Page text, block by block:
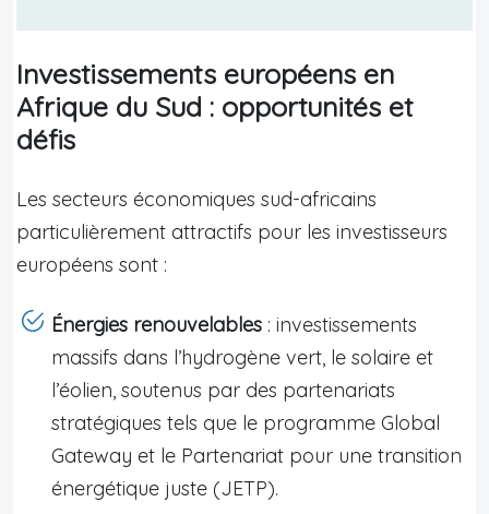
Investissements européens en
Afrique du Sud : opportunités et
défis
Les secteurs économiques sud-africains
particulièrement attractifs pour les investisseurs
européens sont :
Énergies renouvelables : investissements
massifs dans l’hydrogène vert, le solaire et
l’éolien, soutenus par des partenariats
stratégiques tels que le programme Global
Gateway et le Partenariat pour une transition
énergétique juste (JETP).